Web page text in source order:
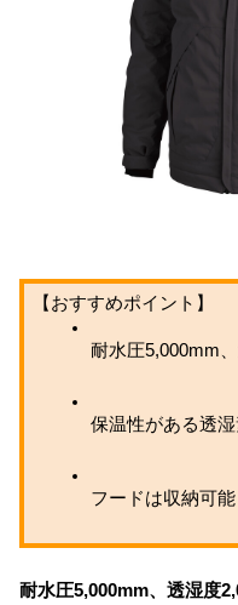
【おすすめポイント】
耐水圧5,000mm
保温性がある透湿
フードは収納可能
耐水圧5,000mm、透湿度